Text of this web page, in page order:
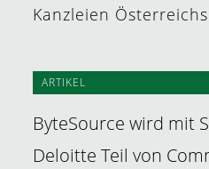
Kanzleien
ARTIKEL
ByteSource wird mit
Deloitte Teil von